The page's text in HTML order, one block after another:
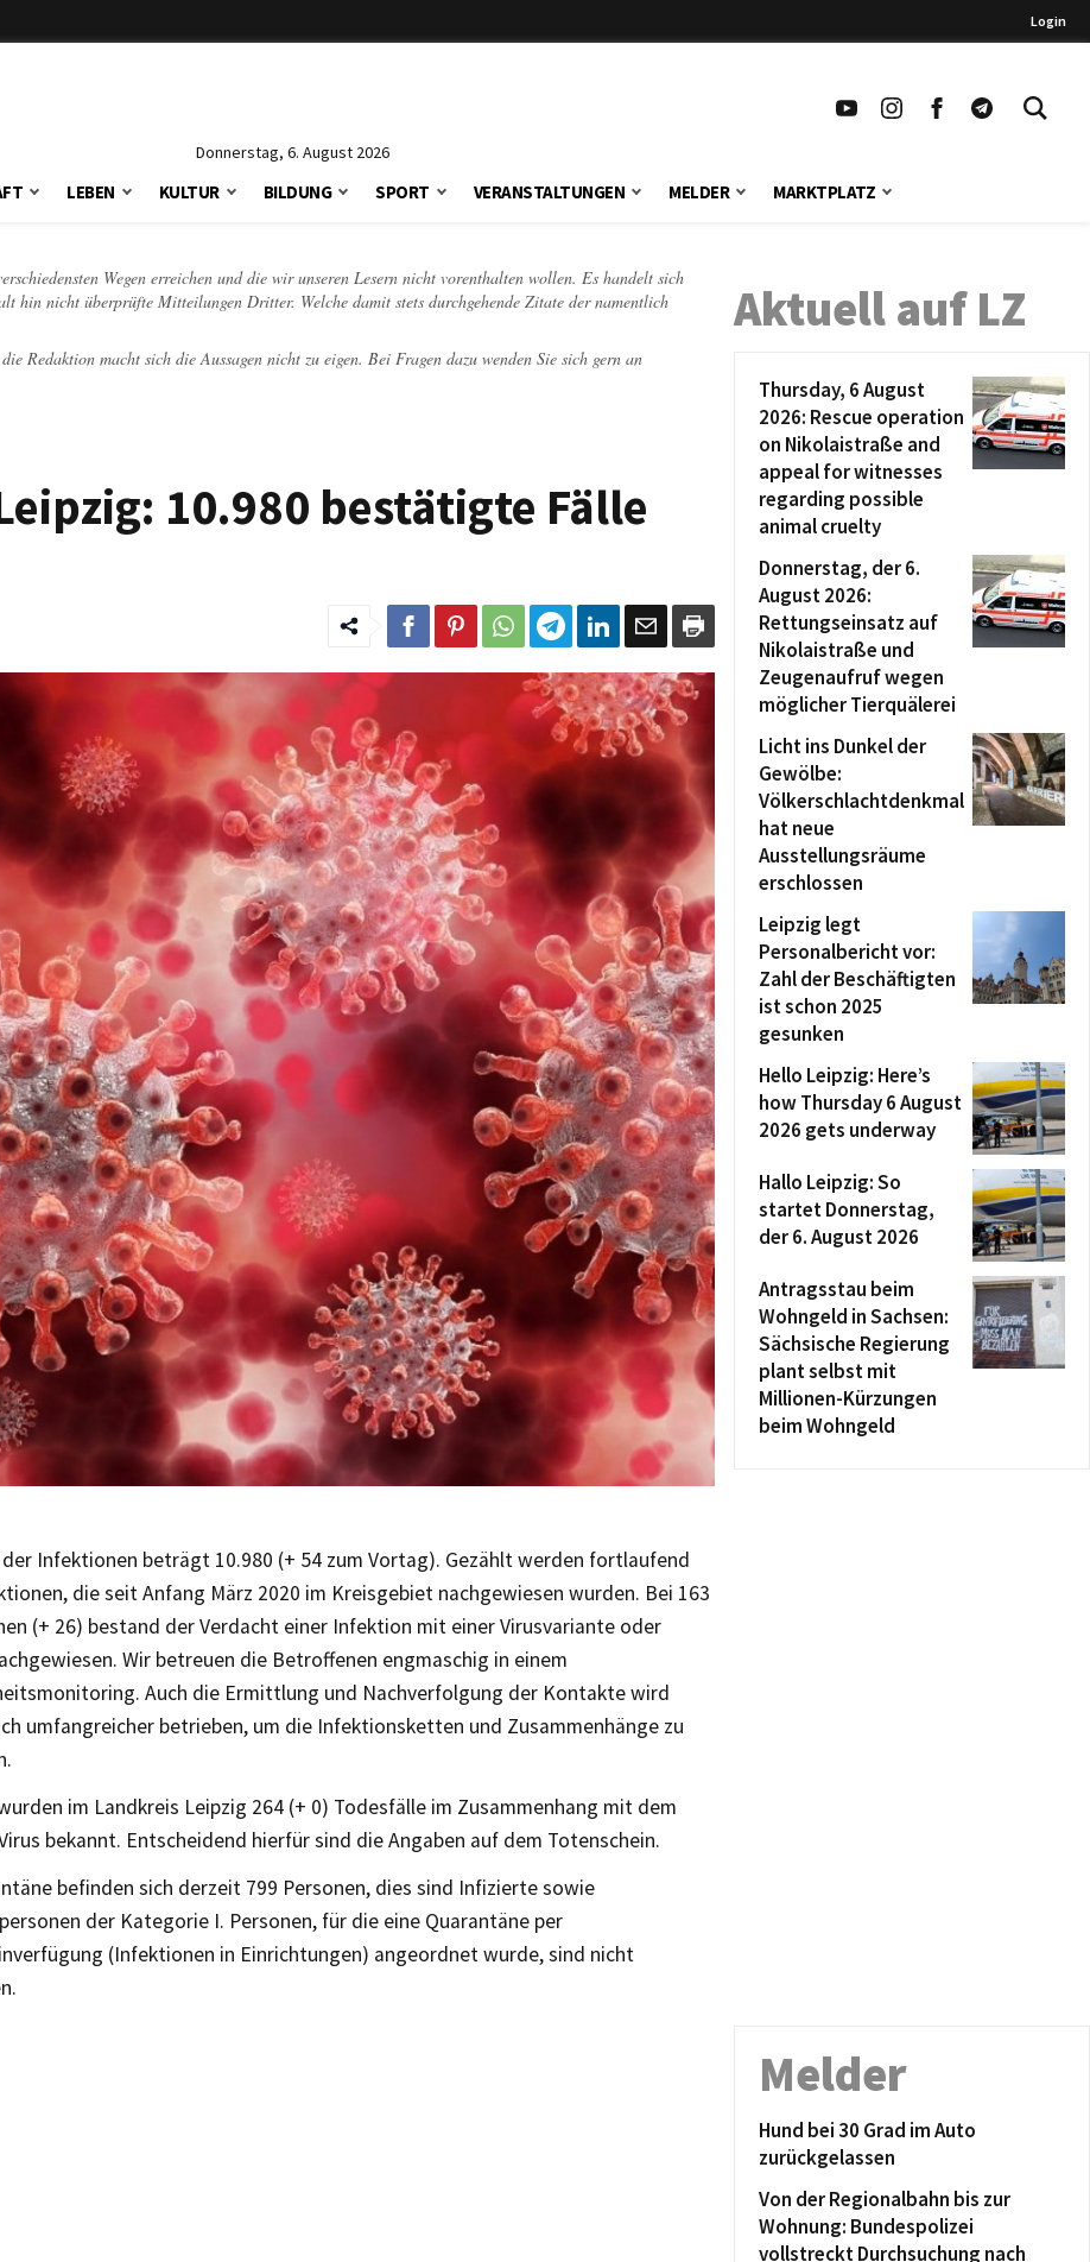
Login
Donnerstag, 6. August 2026
LEBEN KULTUR BILDUNG SPORT VERANSTALTUNGEN MELDER MARKTPLATZ
Wegen erreichen und die wir unseren Lesern nicht vorenthalten wollen. Es handelt sich
hin nicht überprüfte Mitteilungen Dritter. Welche damit stets durchgehende Zitate der namentlich
macht sich die Aussagen nicht zu eigen. Bei Fragen dazu wenden Sie sich gern an
10.980 bestätigte Fälle
der Infektionen beträgt 10.980 (+ 54 zum Vortag). Gezählt werden fortlaufend
die seit Anfang März 2020 im Kreisgebiet nachgewiesen wurden. Bei 163
(+ 26) bestand der Verdacht einer Infektion mit einer Virusvariante oder
Wir betreuen die Betroffenen engmaschig in einem
Auch die Ermittlung und Nachverfolgung der Kontakte wird
umfangreicher betrieben, um die Infektionsketten und Zusammenhänge zu
im Landkreis Leipzig 264 (+ 0) Todesfälle im Zusammenhang mit dem
bekannt. Entscheidend hierfür sind die Angaben auf dem Totenschein.
befinden sich derzeit 799 Personen, dies sind Infizierte sowie
der Kategorie I. Personen, für die eine Quarantäne per
(Infektionen in Einrichtungen) angeordnet wurde, sind nicht
Aktuell auf LZ
Thursday, 6 August
2026: Rescue operation
on Nikolaistraße and
appeal for witnesses
regarding possible
animal cruelty
Donnerstag, der 6.
August 2026:
Rettungseinsatz auf
Nikolaistraße und
Zeugenaufruf wegen
möglicher Tierquälerei
Licht ins Dunkel der
Gewölbe:
Völkerschlachtdenkmal
hat neue
Ausstellungsräume
erschlossen
Leipzig legt
Personalbericht vor:
Zahl der Beschäftigten
ist schon 2025
gesunken
Hello Leipzig: Here’s
how Thursday 6 August
2026 gets underway
Hallo Leipzig: So
startet Donnerstag,
der 6. August 2026
Antragsstau beim
Wohngeld in Sachsen:
Sächsische Regierung
plant selbst mit
Millionen-Kürzungen
beim Wohngeld
Melder
Hund bei 30 Grad im Auto
zurückgelassen
Von der Regionalbahn bis zur
Wohnung: Bundespolizei
vollstreckt Durchsuchung nach